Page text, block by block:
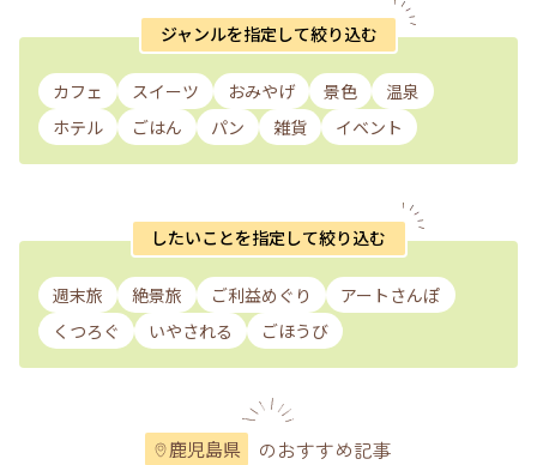
ジャンルを指定して絞り込む
カフェ スイーツ おみやげ 景色
温泉
ホテル
ごはん パン 雑貨 イベント
したいことを指定して絞り込む
週末旅 絶景旅 ご利益めぐり
アートさんぽ
くつろぐ
いやされる ごほうび
鹿児島県 のおすすめ記事